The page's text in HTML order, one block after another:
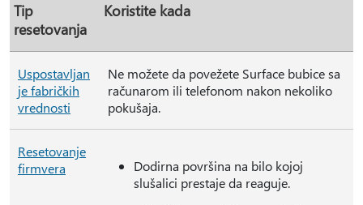
Tip
resetovanja
Koristite kada
Uspostavljan
je fabričkih
vrednosti
Ne možete da povežete Surface bubice sa
računarom ili telefonom nakon nekoliko
pokušaja.
Resetovanje
firmvera
Dodirna površina na bilo kojoj
slušalici prestaje da reaguje.